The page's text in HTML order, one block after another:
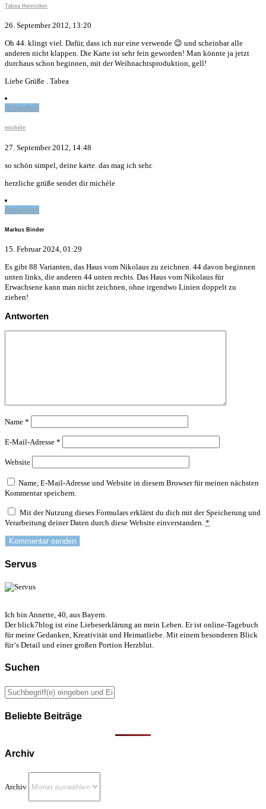
Tabea Heinicker
26. September 2012, 13:20
Oh 44. klingt viel. Dafür, dass ich nur eine verwende 😉 und scheinbar alle
anderen nicht klappen. Die Karte ist sehr fein geworden! Man könnte ja jetzt
durchaus schon beginnen, mit der Weihnachtsproduktion, gell!
Liebe Grüße . Tabea
Antworten
michèle
27. September 2012, 14:48
so schön simpel, deine karte. das mag ich sehr.
herzliche grüße sendet dir michèle
Antworten
Markus Binder
15. Februar 2024, 01:29
Es gibt 88 Varianten, das Haus vom Nikolaus zu zeichnen. 44 davon beginnen
unten links, die anderen 44 unten rechts. Das Haus vom Nikolaus für
Erwachsene kann man nicht zeichnen, ohne irgendwo Linien doppelt zu
ziehen!
Antworten
Name *
E-Mail-Adresse *
Website
Name, E-Mail-Adresse und Website in diesem Browser für meinen nächsten
Kommentar speichern.
Mit der Nutzung dieses Formulars erklärst du dich mit der Speicherung und
Verarbeitung deiner Daten durch diese Website einverstanden. *
Servus
Ich bin Annette, 40, aus Bayern.
Der blick7blog ist eine Liebeserklärung an mein Leben. Er ist online-Tagebuch
für meine Gedanken, Kreativität und Heimatliebe. Mit einem besonderen Blick
für‘s Detail und einer großen Portion Herzblut.
Suchen
Beliebte Beiträge
Archiv
Archiv